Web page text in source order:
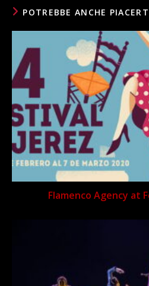
POTREBBE ANCHE
Flamenco Agency at